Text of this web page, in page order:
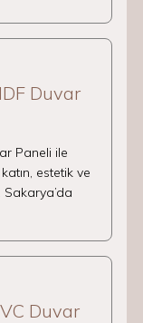
Duvar
Paneli ile
estetik ve
Duvar